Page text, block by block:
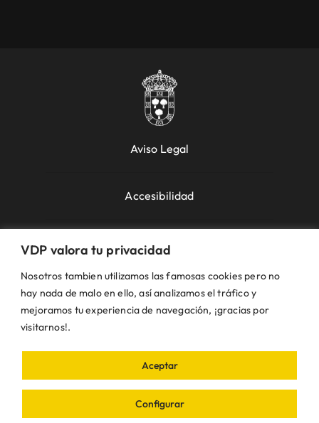
VDP valora tu privacidad
Nosotros tambien utilizamos las famosas cookies pero no
hay nada de malo en ello, así analizamos el tráfico y
mejoramos tu experiencia de navegación, ¡gracias por
visitarnos!.
Configurar
Aceptar
Aviso Legal
Accesibilidad
Política de Cookies
Política de Privacidad
© VDP 2000 - 2026 •Ayuntamiento de Villanueva
Villanueva de Perales | Madrid • Todos los